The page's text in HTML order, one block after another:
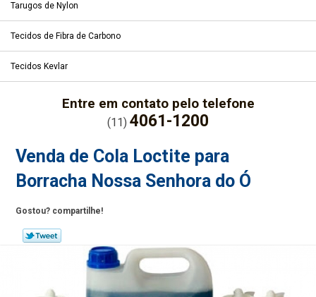
Tarugos de Nylon
Tecidos de Fibra de Carbono
Tecidos Kevlar
Entre em contato pelo telefone
(11) 4061-1200
Venda de Cola Loctite para
Borracha Nossa Senhora do Ó
Gostou? compartilhe!